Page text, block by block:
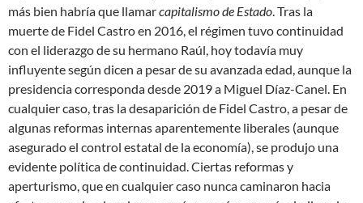
más bien habría que llamarcapitalismo de Estado. Tras la
muerte de Fidel Castro en 2016, el régimen tuvo continuidad
con el liderazgo de su hermano Raúl, hoy todavía muy
influyente según dicen a pesar de su avanzada edad, aunque la
presidencia corresponda desde 2019 a Miguel Díaz-Canel. En
cualquier caso, tras la desaparición de Fidel Castro, a pesar de
algunas reformas internas aparentemente liberales (aunque
asegurado el control estatal de la economía), se produjo una
evidente política de continuidad. Ciertas reformas y
aperturismo, que en cualquier caso nunca caminaron hacia